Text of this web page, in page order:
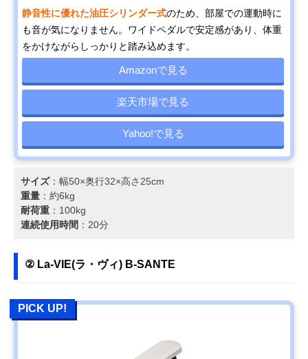
静音性に優れた油圧シリンダー式のため、部屋での運動時に
も音が気になりません。ワイドペダルで安定感があり、体重
をかけながらしっかりと踏み込めます。
Amazonで見る
楽天市場で見る
Yahoo!で見る
サイズ：幅50×奥行32×高さ25cm
重量 ：約6kg
耐荷重 ：100kg
連続使用時間 ：20分
② La-VIE(ラ・ヴィ) B-SANTE
PICK UP!